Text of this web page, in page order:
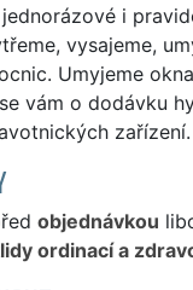
i
vysajeme,
Umyjeme
vám o dodávku
zařízení.
objednávkou
ordinací a